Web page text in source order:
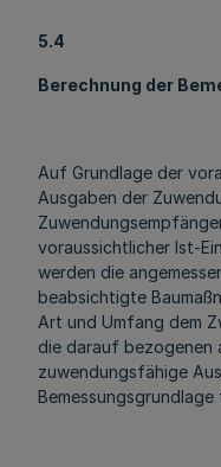
5.4
Berechnung der
Auf Grundlage der
Ausgaben der
voraussichtlicher Ist-
werden die
beabsichtigte
Art und Umfang dem
die darauf bezogenen
zuwendungsfähige